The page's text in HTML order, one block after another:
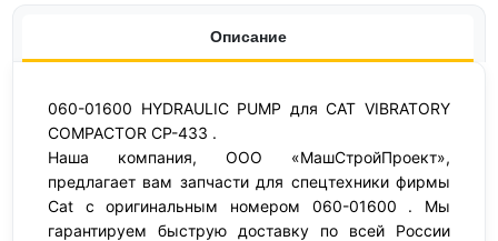
Описание
060-01600 HYDRAULIC PUMP для CAT VIBRATORY
COMPACTOR CP-433 .
Наша компания, ООО «МашСтройПроект»,
предлагает вам запчасти для спецтехники фирмы
Cat с оригинальным номером 060-01600 . Мы
гарантируем быструю доставку по всей России